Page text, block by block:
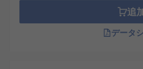
追
データ